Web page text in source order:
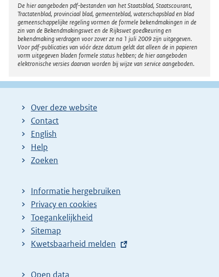
Disclaimer
De hier aangeboden pdf-bestanden van het Staatsblad, Staatscourant,
Tractatenblad, provinciaal blad, gemeenteblad, waterschapsblad en blad
gemeenschappelijke regeling vormen de formele bekendmakingen in de
zin van de Bekendmakingswet en de Rijkswet goedkeuring en
bekendmaking verdragen voor zover ze na 1 juli 2009 zijn uitgegeven.
Voor pdf-publicaties van vóór deze datum geldt dat alleen de in papieren
vorm uitgegeven bladen formele status hebben; de hier aangeboden
elektronische versies daarvan worden bij wijze van service aangeboden.
Over deze website
Contact
English
Help
Zoeken
Informatie hergebruiken
Privacy en cookies
Toegankelijkheid
Sitemap
E
t
Kwetsbaarheid melden
Open data